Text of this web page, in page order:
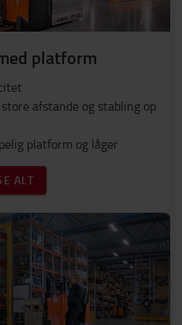
platform
afstande og stabling op
platform og låger
ALT